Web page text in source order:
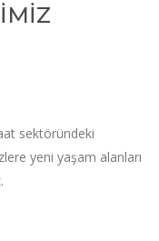
sektöründeki
yeni yaşam alanları